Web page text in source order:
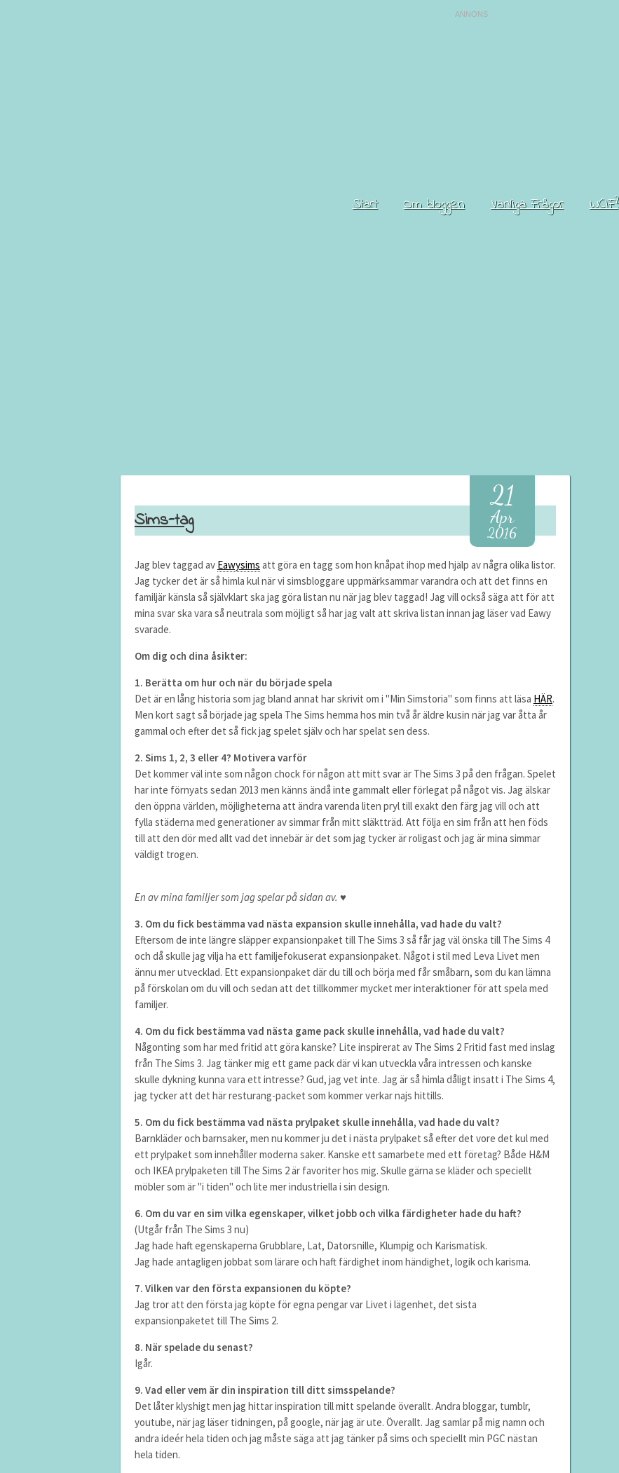
Start Om bloggen Vanliga Frågor WCIF?
21
Apr
2016
Sims-tag
Jag blev taggad av Eawysims att göra en tagg som hon knåpat ihop med hjälp av några olika listor.
Jag tycker det är så himla kul när vi simsbloggare uppmärksammar varandra och att det finns en
familjär känsla så självklart ska jag göra listan nu när jag blev taggad! Jag vill också säga att för att
mina svar ska vara så neutrala som möjligt så har jag valt att skriva listan innan jag läser vad Eawy
svarade.
Om dig och dina åsikter:
1. Berätta om hur och när du började spela
Det är en lång historia som jag bland annat har skrivit om i "Min Simstoria" som finns att läsa HÄR.
Men kort sagt så började jag spela The Sims hemma hos min två år äldre kusin när jag var åtta år
gammal och efter det så fick jag spelet själv och har spelat sen dess.
2. Sims 1, 2, 3 eller 4? Motivera varför
Det kommer väl inte som någon chock för någon att mitt svar är The Sims 3 på den frågan. Spelet
har inte förnyats sedan 2013 men känns ändå inte gammalt eller förlegat på något vis. Jag älskar
den öppna världen, möjligheterna att ändra varenda liten pryl till exakt den färg jag vill och att
fylla städerna med generationer av simmar från mitt släktträd. Att följa en sim från att hen föds
till att den dör med allt vad det innebär är det som jag tycker är roligast och jag är mina simmar
väldigt trogen.
En av mina familjer som jag spelar på sidan av. ♥
3. Om du fick bestämma vad nästa expansion skulle innehålla, vad hade du valt?
Eftersom de inte längre släpper expansionpaket till The Sims 3 så får jag väl önska till The Sims 4
och då skulle jag vilja ha ett familjefokuserat expansionpaket. Något i stil med Leva Livet men
ännu mer utvecklad. Ett expansionpaket där du till och börja med får småbarn, som du kan lämna
på förskolan om du vill och sedan att det tillkommer mycket mer interaktioner för att spela med
familjer.
4. Om du fick bestämma vad nästa game pack skulle innehålla, vad hade du valt?
Någonting som har med fritid att göra kanske? Lite inspirerat av The Sims 2 Fritid fast med inslag
från The Sims 3. Jag tänker mig ett game pack där vi kan utveckla våra intressen och kanske
skulle dykning kunna vara ett intresse? Gud, jag vet inte. Jag är så himla dåligt insatt i The Sims 4,
jag tycker att det här resturang-packet som kommer verkar najs hittills.
5. Om du fick bestämma vad nästa prylpaket skulle innehålla, vad hade du valt?
Barnkläder och barnsaker, men nu kommer ju det i nästa prylpaket så efter det vore det kul med
ett prylpaket som innehåller moderna saker. Kanske ett samarbete med ett företag? Både H&M
och IKEA prylpaketen till The Sims 2 är favoriter hos mig. Skulle gärna se kläder och speciellt
möbler som är "i tiden" och lite mer industriella i sin design.
6. Om du var en sim vilka egenskaper, vilket jobb och vilka färdigheter hade du haft?
(Utgår från The Sims 3 nu)
Jag hade haft egenskaperna Grubblare, Lat, Datorsnille, Klumpig och Karismatisk.
Jag hade antagligen jobbat som lärare och haft färdighet inom händighet, logik och karisma.
7. Vilken var den första expansionen du köpte?
Jag tror att den första jag köpte för egna pengar var Livet i lägenhet, det sista
expansionpaketet till The Sims 2.
8. När spelade du senast?
Igår.
9. Vad eller vem är din inspiration till ditt simsspelande?
Det låter klyshigt men jag hittar inspiration till mitt spelande överallt. Andra bloggar, tumblr,
youtube, när jag läser tidningen, på google, när jag är ute. Överallt. Jag samlar på mig namn och
andra ideér hela tiden och jag måste säga att jag tänker på sims och speciellt min PGC nästan
hela tiden.